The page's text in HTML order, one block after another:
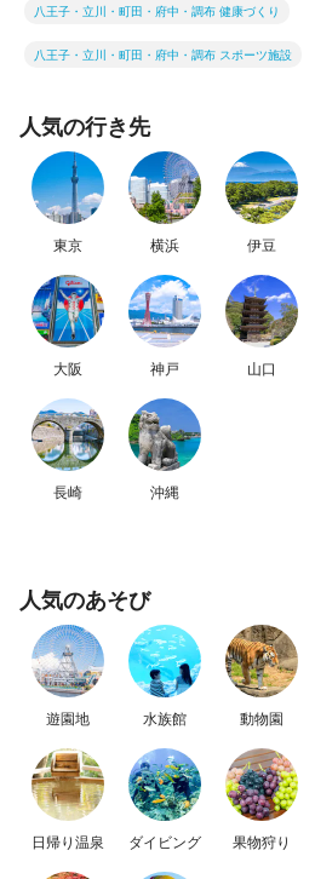
八王子・立川・町田・府中・調布 健康づくり
八王子・立川・町田・府中・調布 スポーツ施設
人気の行き先
東京 横浜 伊豆
大阪 神戸 山口
長崎 沖縄
人気のあそび
遊園地 水族館 動物園
日帰り温泉 ダイビング 果物狩り